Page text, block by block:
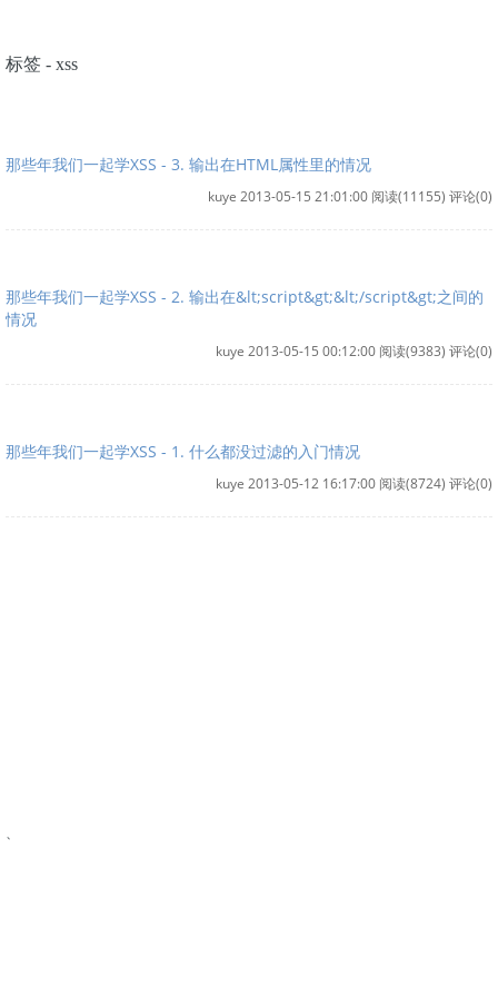
标签 - xss
那些年我们一起学XSS - 3. 输出在HTML属性里的情况
kuye 2013-05-15 21:01:00 阅读(11155) 评论(0)
那些年我们一起学XSS - 2. 输出在&lt;script&gt;&lt;/script&gt;之间的
情况
kuye 2013-05-15 00:12:00 阅读(9383) 评论(0)
那些年我们一起学XSS - 1. 什么都没过滤的入门情况
kuye 2013-05-12 16:17:00 阅读(8724) 评论(0)
、